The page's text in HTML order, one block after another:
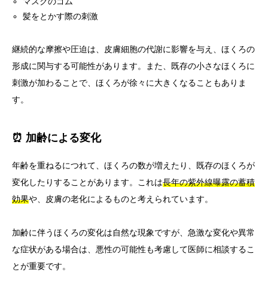
髪をとかす際の刺激
継続的な摩擦や圧迫は、皮膚細胞の代謝に影響を与え、ほくろの
形成に関与する可能性があります。また、既存の小さなほくろに
刺激が加わることで、ほくろが徐々に大きくなることもありま
す。
⏰ 加齢による変化
年齢を重ねるにつれて、ほくろの数が増えたり、既存のほくろが
変化したりすることがあります。これは長年の紫外線曝露の蓄積
効果や、皮膚の老化によるものと考えられています。
加齢に伴うほくろの変化は自然な現象ですが、急激な変化や異常
な症状がある場合は、悪性の可能性も考慮して医師に相談するこ
とが重要です。